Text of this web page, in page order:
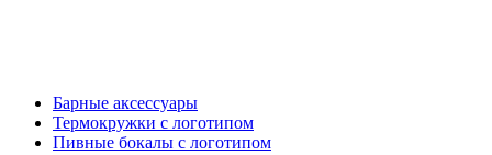
Барные аксессуары
Термокружки с логотипом
Пивные бокалы с логотипом